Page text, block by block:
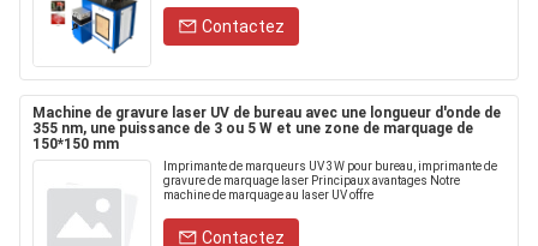
Contactez
Machine de gravure laser UV de bureau avec une longueur d'onde de
355 nm, une puissance de 3 ou 5 W et une zone de marquage de
150*150 mm
Imprimante de marqueurs UV 3W pour bureau, imprimante de
gravure de marquage laser Principaux avantages Notre
machine de marquage au laser UV offre
Contactez